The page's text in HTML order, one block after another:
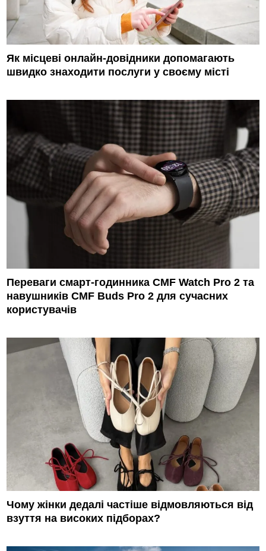
Як місцеві онлайн-довідники допомагають
швидко знаходити послуги у своєму місті
Переваги смарт-годинника CMF Watch Pro 2 та
навушників CMF Buds Pro 2 для сучасних
користувачів
Чому жінки дедалі частіше відмовляються від
взуття на високих підборах?